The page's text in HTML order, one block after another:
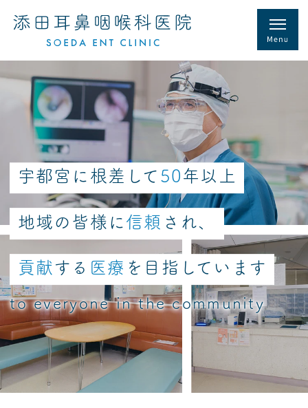
宇都宮に根差して 50 年以上
地域の皆様に 信頼 され、
貢献 する 医療 を目指しています
to everyone in the community